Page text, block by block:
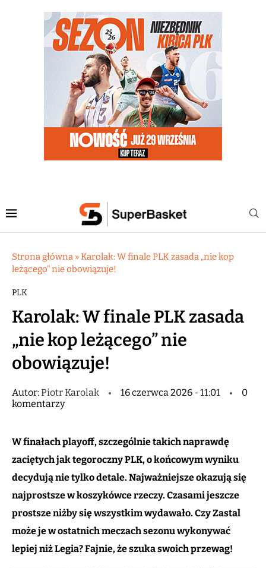
Strona główna »Karolak: W finale PLK zasada „nie kop
leżącego” nie obowiązuje!
PLK
Karolak: W finale PLK zasada
„nie kop leżącego” nie
obowiązuje!
Autor:Piotr Karolak 16 czerwca 2026 - 11:01
0
komentarzy
W finałach playoff, szczególnie takich naprawdę
zaciętych jak tegoroczny PLK, o końcowym wyniku
decydują nie tylko detale. Najważniejsze okazują się
najprostsze w koszykówce rzeczy. Czasami jeszcze
prostsze niżby się wszystkim wydawało. Czy Zastal
może je w ostatnich meczach sezonu wykonywać
lepiej niż Legia? Fajnie, że szuka swoich przewag!